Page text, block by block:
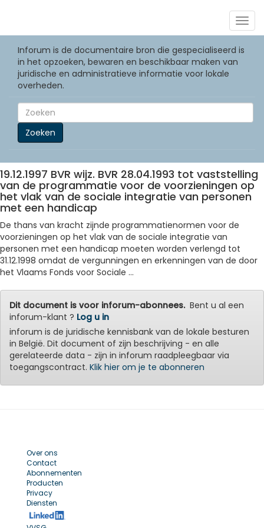
Inforum is de documentaire bron die gespecialiseerd is
in het opzoeken, bewaren en beschikbaar maken van
juridische en administratieve informatie voor lokale
overheden.
Zoeken
19.12.1997 BVR wijz. BVR 28.04.1993 tot vaststelling
van de programmatie voor de voorzieningen op
het vlak van de sociale integratie van personen
met een handicap
De thans van kracht zijnde programmatienormen voor de
voorzieningen op het vlak van de sociale integratie van
personen met een handicap moeten worden verlengd tot
31.12.1998 omdat de vergunningen en erkenningen van de door
het Vlaams Fonds voor Sociale ...
Dit document is voor inforum-abonnees.Bent u al een
inforum-klant ? Log u in
inforum is de juridische kennisbank van de lokale besturen
in België. Dit document of zijn beschrijving - en alle
gerelateerde data - zijn in inforum raadpleegbaar via
toegangscontract. Klik hier om je te abonneren
Over ons
Contact
Abonnementen
Producten
Privacy
Diensten